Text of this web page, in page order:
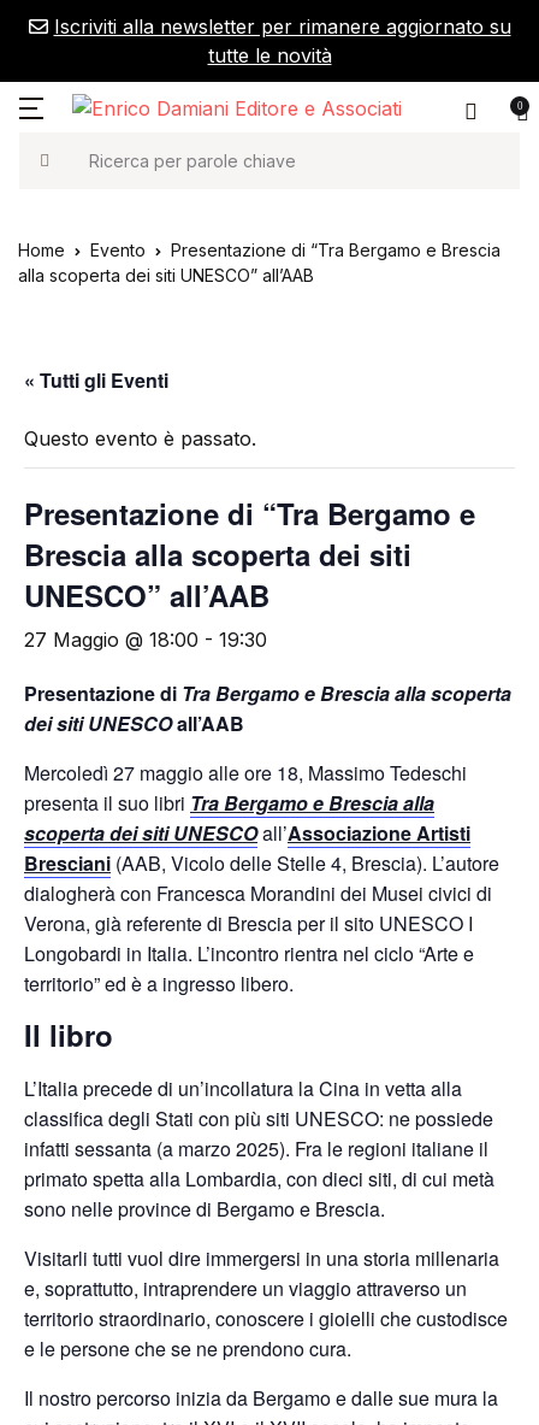
Iscriviti alla newsletter per rimanere aggiornato su
tutte le novità
0
Ricerca
MENU
i nostri libri
saggistica
la casa editrice
la casa
catalogo 2026
appuntamenti
foreign rights
Account
Password *
Accedi
Il tuo carrello (0)
Home Evento
Presentazione di “Tra Bergamo e Brescia
alla scoperta dei siti UNESCO” all’AAB
« Tutti gli Eventi
Questo evento è passato.
Presentazione di “Tra Bergamo e
Brescia alla scoperta dei siti
UNESCO” all’AAB
27 Maggio @ 18:00 - 19:30
Presentazione di Tra Bergamo e Brescia alla scoperta
dei siti UNESCOall’AAB
Mercoledì 27 maggio alle ore 18, Massimo Tedeschi
presenta il suo libri Tra Bergamo e Brescia alla
scoperta dei siti UNESCOall’Associazione Artisti
Bresciani (AAB, Vicolo delle Stelle 4, Brescia). L’autore
dialogherà con Francesca Morandini dei Musei civici di
Verona, già referente di Brescia per il sito UNESCO I
Longobardi in Italia. L’incontro rientra nel ciclo “Arte e
territorio” ed è a ingresso libero.
Il libro
L’Italia precede di un’incollatura la Cina in vetta alla
classifica degli Stati con più siti UNESCO: ne possiede
infatti sessanta (a marzo 2025). Fra le regioni italiane il
primato spetta alla Lombardia, con dieci siti, di cui metà
sono nelle province di Bergamo e Brescia.
Visitarli tutti vuol dire immergersi in una storia millenaria
e, soprattutto, intraprendere un viaggio attraverso un
territorio straordinario, conoscere i gioielli che custodisce
e le persone che se ne prendono cura.
Il nostro percorso inizia da Bergamo e dalle sue mura la